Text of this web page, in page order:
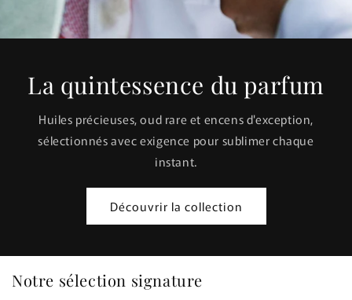
La quintessence du parfum
Huiles précieuses, oud rare et encens d'exception,
sélectionnés avec exigence pour sublimer chaque
instant.
Découvrir la collection
Notre sélection signature